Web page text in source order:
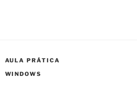
CATEGORIAS
AULA PRÁTICA
ETIQUETAS
WINDOWS